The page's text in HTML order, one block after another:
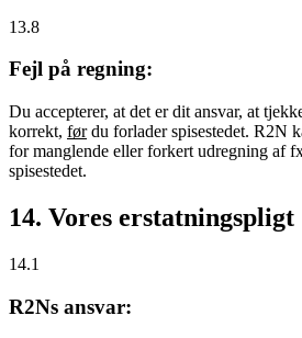
13.8
Fejl på regning:
Du accepterer, at det er dit ansvar, at
korrekt, førdu forlader spisestedet. R2N
for manglende eller forkert udregning af
spisestedet.
14. Vores erstatningspligt
14.1
R2Ns ansvar: